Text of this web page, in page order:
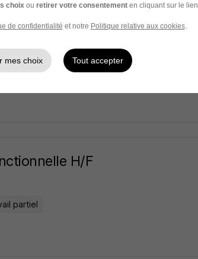
Site H/F
- 65 000 € / an
H/F
partiel
choix ou retirer votre consentementen cliquant sur le lien
de confidentialité et notre Politique relative aux cookies.
mes choix Tout accepter